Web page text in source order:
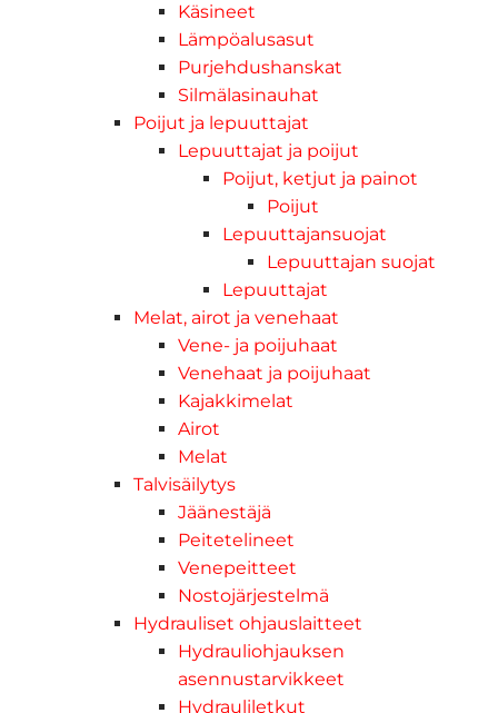
Käsineet
Lämpöalusasut
Purjehdushanskat
Silmälasinauhat
Poijut ja lepuuttajat
Lepuuttajat ja poijut
Poijut, ketjut ja painot
Poijut
Lepuuttajansuojat
Lepuuttajan suojat
Lepuuttajat
Melat, airot ja venehaat
Vene- ja poijuhaat
Venehaat ja poijuhaat
Kajakkimelat
Airot
Melat
Talvisäilytys
Jäänestäjä
Peitetelineet
Venepeitteet
Nostojärjestelmä
Hydrauliset ohjauslaitteet
Hydrauliohjauksen
asennustarvikkeet
Hydrauliletkut